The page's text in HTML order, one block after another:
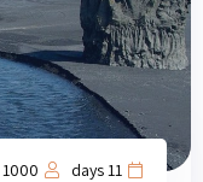
11 days
1000